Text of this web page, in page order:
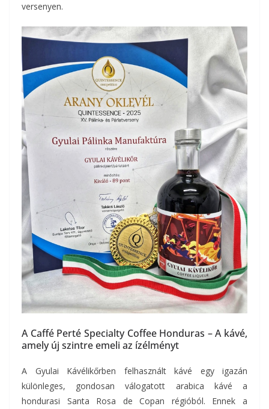
versenyen.
A Caffé Perté Specialty Coffee Honduras – A kávé,
amely új szintre emeli az ízélményt
A Gyulai Kávélikőrben felhasznált kávé egy igazán
különleges, gondosan válogatott arabica kávé a
hondurasi Santa Rosa de Copan régióból. Ennek a